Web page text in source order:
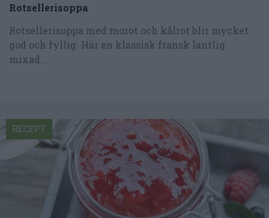
Rotsellerisoppa
Rotsellerisoppa med morot och kålrot blir mycket
god och fyllig. Här en klassisk fransk lantlig
mixad...
RECEPT